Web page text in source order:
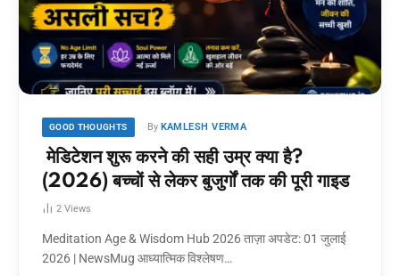
GOOD THOUGHTS By KAMLESH VERMA
मेडिटेशन शुरू करने की सही उम्र क्या है?
(2026) बच्चों से लेकर बुजुर्गों तक की पूरी गाइड
2 Views
Meditation Age & Wisdom Hub 2026 ताज़ा अपडेट: 01 जुलाई
2026 | NewsMug आध्यात्मिक विश्लेषण…